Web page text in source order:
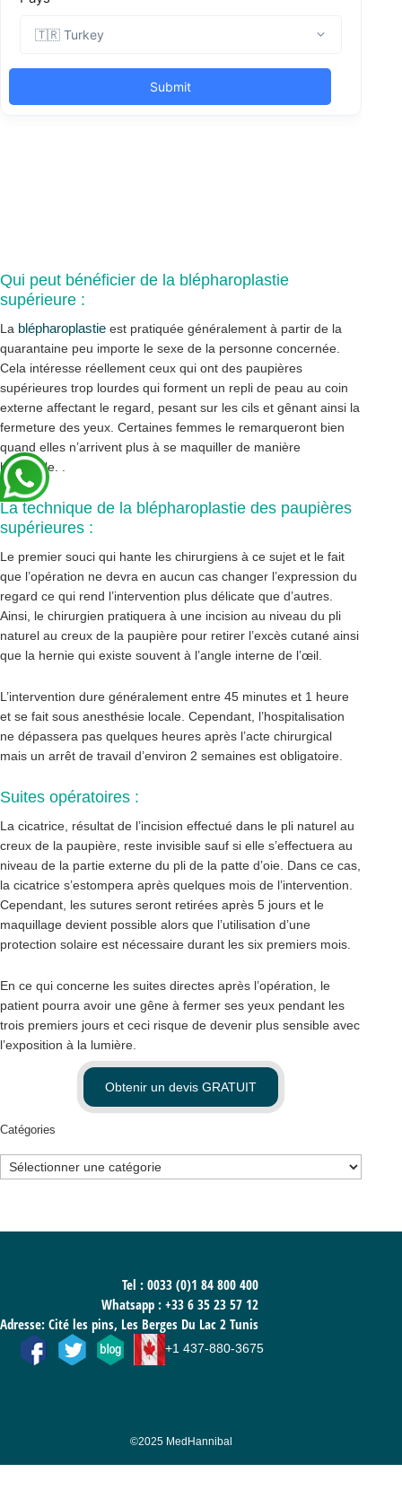
Qui peut bénéficier de la blépharoplastie
supérieure :
La blépharoplastie est pratiquée généralement à partir de la
quarantaine peu importe le sexe de la personne concernée.
Cela intéresse réellement ceux qui ont des paupières
supérieures trop lourdes qui forment un repli de peau au coin
externe affectant le regard, pesant sur les cils et gênant ainsi la
fermeture des yeux. Certaines femmes le remarqueront bien
quand elles n’arrivent plus à se maquiller de manière
habituelle. .
La technique de la blépharoplastie des paupières
supérieures :
Le premier souci qui hante les chirurgiens à ce sujet et le fait
que l’opération ne devra en aucun cas changer l’expression du
regard ce qui rend l’intervention plus délicate que d’autres.
Ainsi, le chirurgien pratiquera à une incision au niveau du pli
naturel au creux de la paupière pour retirer l’excès cutané ainsi
que la hernie qui existe souvent à l’angle interne de l’œil.
L’intervention dure généralement entre 45 minutes et 1 heure
et se fait sous anesthésie locale. Cependant, l’hospitalisation
ne dépassera pas quelques heures après l’acte chirurgical
mais un arrêt de travail d’environ 2 semaines est obligatoire.
Suites opératoires :
La cicatrice, résultat de l’incision effectué dans le pli naturel au
creux de la paupière, reste invisible sauf si elle s’effectuera au
niveau de la partie externe du pli de la patte d’oie. Dans ce cas,
la cicatrice s’estompera après quelques mois de l’intervention.
Cependant, les sutures seront retirées après 5 jours et le
maquillage devient possible alors que l’utilisation d’une
protection solaire est nécessaire durant les six premiers mois.
En ce qui concerne les suites directes après l’opération, le
patient pourra avoir une gêne à fermer ses yeux pendant les
trois premiers jours et ceci risque de devenir plus sensible avec
l’exposition à la lumière.
Obtenir un devis GRATUIT
Catégories
Catégories
Tel : 0033 (0)1 84 800 400
Whatsapp : +33 6 35 23 57 12
Adresse: Cité les pins, Les Berges Du Lac 2 Tunis
+1 437-880-3675
©2025 MedHannibal